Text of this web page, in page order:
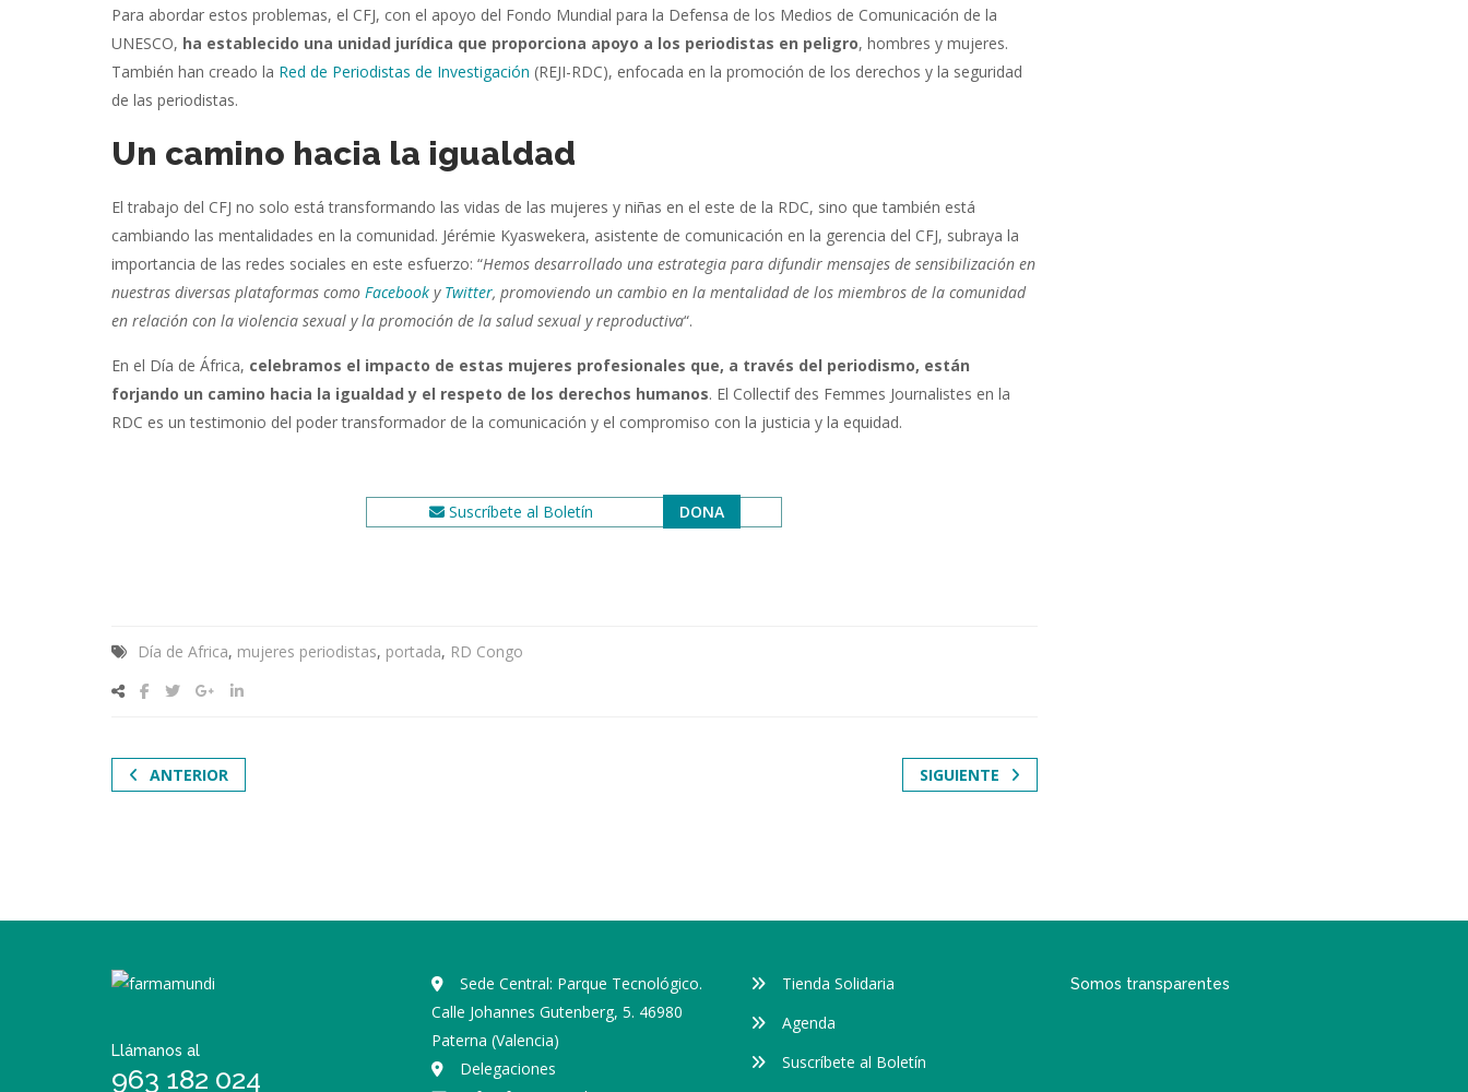
Para abordar estos problemas, el CFJ, con el apoyo del Fondo Mundial para la Defensa de los Medios de Comunicación de la
UNESCO, ha establecido una unidad jurídica que proporciona apoyo a los periodistas en peligro, hombres y mujeres.
También han creado la Red de Periodistas de Investigación (REJI-RDC), enfocada en la promoción de los derechos y la seguridad
de las periodistas.
Un camino hacia la igualdad
El trabajo del CFJ no solo está transformando las vidas de las mujeres y niñas en el este de la RDC, sino que también está
cambiando las mentalidades en la comunidad. Jérémie Kyaswekera, asistente de comunicación en la gerencia del CFJ, subraya la
importancia de las redes sociales en este esfuerzo: “Hemos desarrollado una estrategia para difundir mensajes de sensibilización en
nuestras diversas plataformas como Facebook y Twitter, promoviendo un cambio en la mentalidad de los miembros de la comunidad
en relación con la violencia sexual y la promoción de la salud sexual y reproductiva“.
En el Día de África, celebramos el impacto de estas mujeres profesionales que, a través del periodismo, están
forjando un camino hacia la igualdad y el respeto de los derechos humanos. El Collectif des Femmes Journalistes en la
RDC es un testimonio del poder transformador de la comunicación y el compromiso con la justicia y la equidad.
Suscríbete al Boletín DONA
Día de Africa, mujeres periodistas, portada, RD Congo
ANTERIOR SIGUIENTE
Llámanos al
963 182 024
Sede Central: Parque Tecnológico.
Calle Johannes Gutenberg, 5. 46980
Paterna (Valencia)
Delegaciones
Tienda Solidaria
Agenda
Suscríbete al Boletín
Somos transparentes